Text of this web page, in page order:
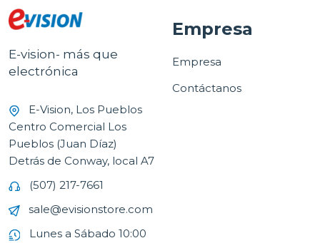
E-vision- más que
electrónica
E-Vision, Los Pueblos
Centro Comercial Los
Pueblos (Juan Díaz)
Detrás de Conway, local A7
(507) 217-7661
sale@evisionstore.com
Lunes a Sábado 10:00
Empresa
Empresa
Contáctanos